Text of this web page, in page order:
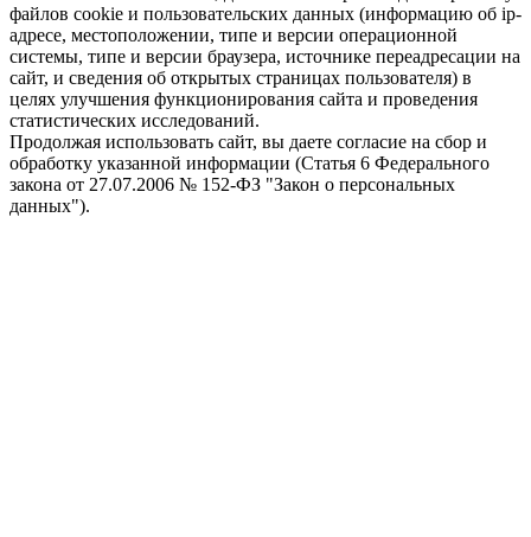
файлов cookie и пользовательских данных (информацию об ip-
адресе, местоположении, типе и версии операционной
системы, типе и версии браузера, источнике переадресации на
сайт, и сведения об открытых страницах пользователя) в
целях улучшения функционирования сайта и проведения
статистических исследований.
Продолжая использовать сайт, вы даете согласие на сбор и
обработку указанной информации (Статья 6 Федерального
закона от 27.07.2006 № 152-ФЗ "Закон о персональных
данных").